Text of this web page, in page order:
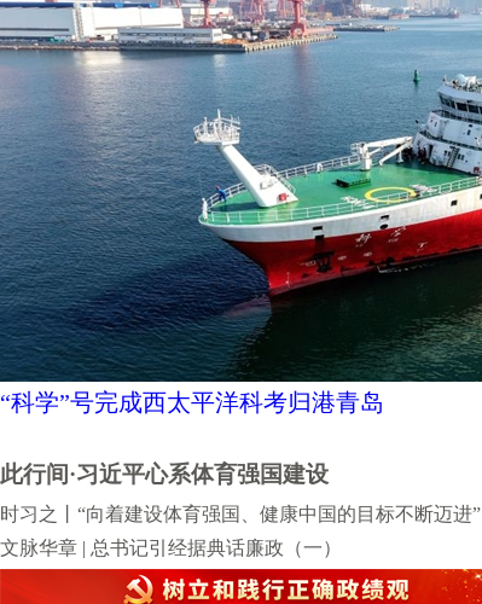
“科学”号完成西太平洋科考归港青岛
此行间·习近平心系体育强国建设
时习之丨“向着建设体育强国、健康中国的目标不断迈进”
文脉华章 | 总书记引经据典话廉政（一）